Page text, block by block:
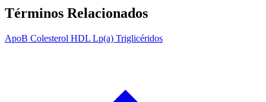
Términos Relacionados
ApoB Colesterol HDL Lp(a) Triglicéridos